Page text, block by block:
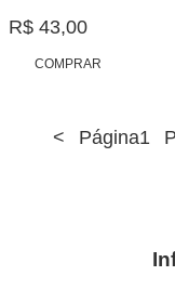
R$ 43,00
COMPRAR
< Página1